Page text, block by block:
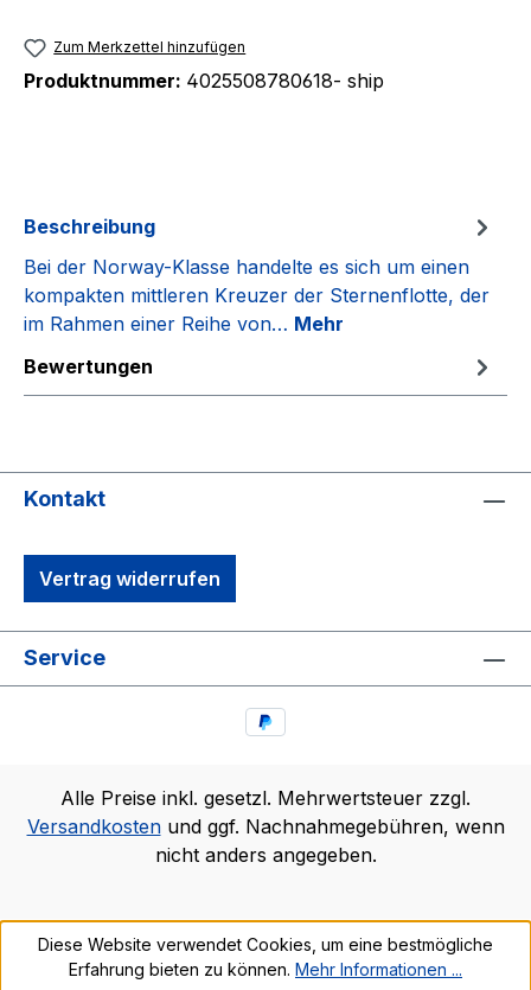
Zum Merkzettel hinzufügen
Produktnummer: 4025508780618- ship
Beschreibung
Bei der Norway-Klasse handelte es sich um einen
kompakten mittleren Kreuzer der Sternenflotte, der
im Rahmen einer Reihe von… Mehr
Bewertungen
Kontakt
Vertrag widerrufen
Service
Alle Preise inkl. gesetzl. Mehrwertsteuer zzgl.
Versandkostenund ggf. Nachnahmegebühren, wenn
nicht anders angegeben.
Diese Website verwendet Cookies, um eine bestmögliche
Erfahrung bieten zu können. Mehr Informationen ...